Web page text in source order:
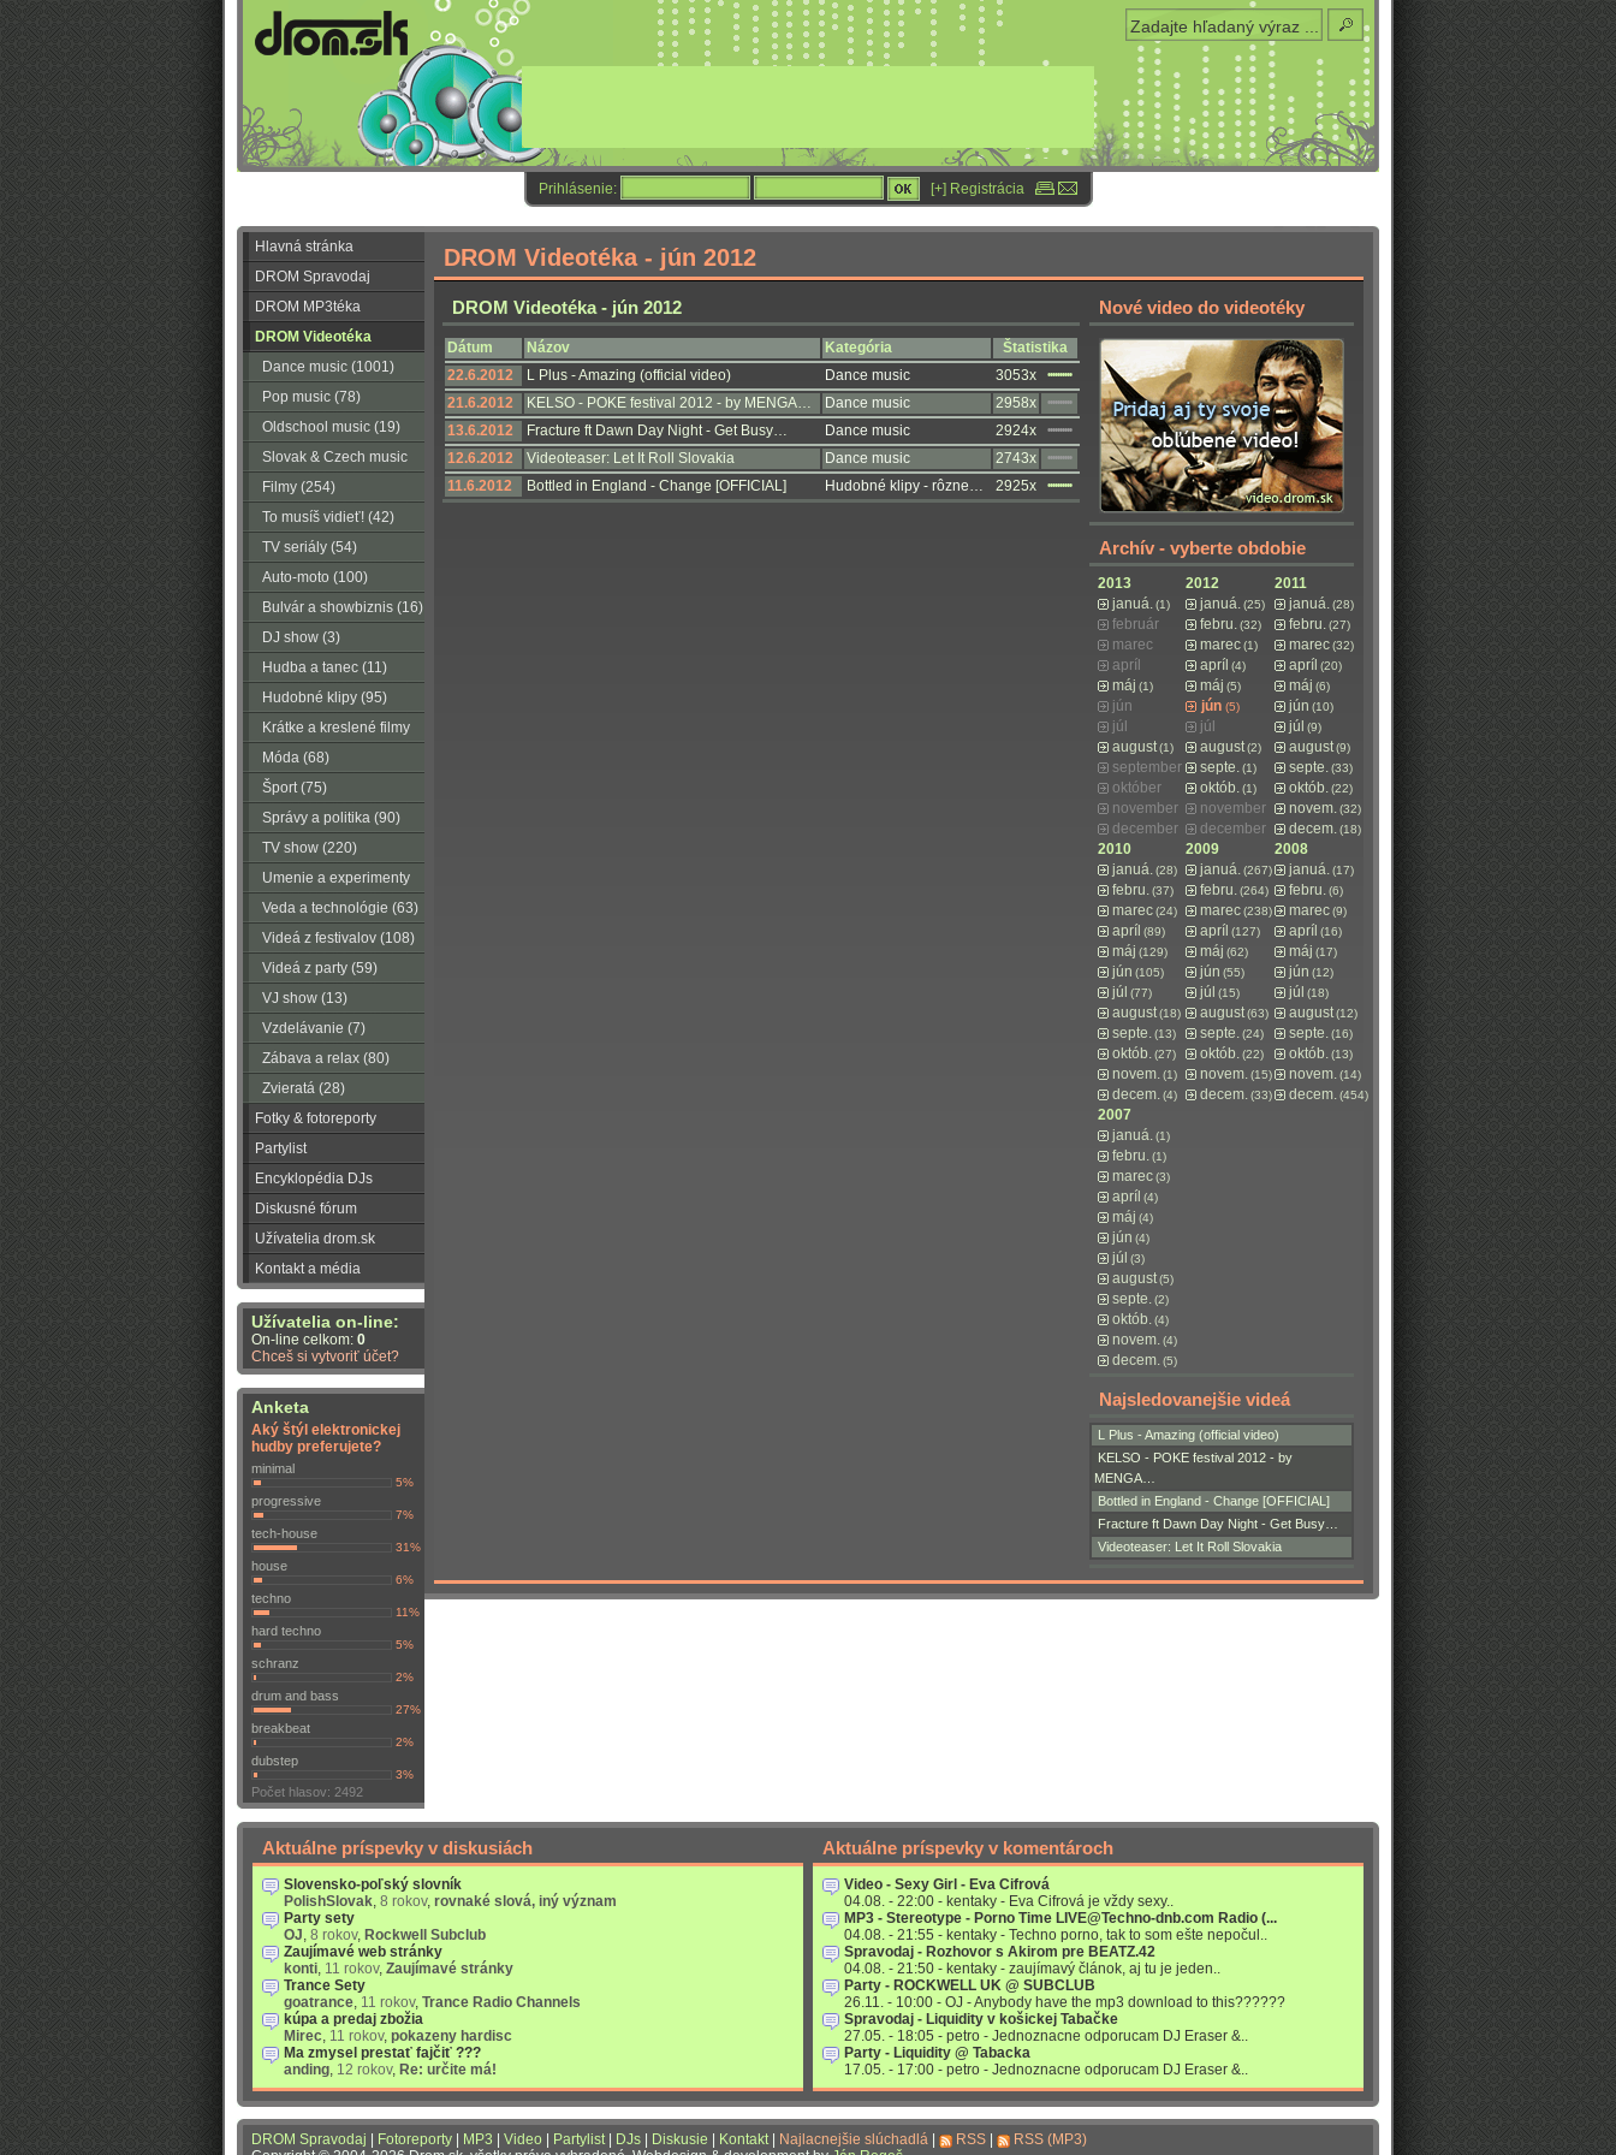
Prihlásenie: [+] Registrácia
Hlavná stránka
DROM Spravodaj
DROM MP3téka
DROM Videotéka
Dance music (1001)
Pop music (78)
Oldschool music (19)
Slovak & Czech music
(56)Filmy (254)
To musíš vidieť! (42)
TV seriály (54)
Auto-moto (100)
Bulvár a showbiznis (16)
DJ show (3)
Hudba a tanec (11)
Hudobné klipy (95)
Krátke a kreslené filmy
(223)Móda (68)
Šport (75)
Správy a politika (90)
TV show (220)
Umenie a experimenty
(116)Veda a technológie (63)
Videá z festivalov (108)
Videá z party (59)
VJ show (13)
Vzdelávanie (7)
Zábava a relax (80)
Zvieratá (28)
Fotky & fotoreporty
Partylist
Encyklopédia DJs
Diskusné fórum
Užívatelia drom.sk
Kontakt a média
Užívatelia on-line:
On-line celkom: 0
Chceš si vytvoriť účet?
Anketa
Aký štýl elektronickej
hudby preferujete?
minimal
5%
progressive
7%
tech-house
31%
house
6%
techno
11%
hard techno
5%
schranz
2%
drum and bass
27%
breakbeat
2%
dubstep
3%
Počet hlasov: 2492
DROM Videotéka - jún 2012
DROM Videotéka - jún 2012
Dátum Názov Kategória
Štatistika
22.6.2012
L Plus - Amazing (official video) Dance music 3053x ••••••••••
21.6.2012 KELSO - POKE festival 2012 - by MENGA… Dance music 2958x ••••••••••
13.6.2012 Fracture ft Dawn Day Night - Get Busy… Dance music 2924x ••••••••••
12.6.2012 Videoteaser: Let It Roll Slovakia Dance music 2743x ••••••••••
11.6.2012 Bottled in England - Change [OFFICIAL] Hudobné klipy - rôzne… 2925x ••••••••••
Nové video do videotéky
Archív - vyberte obdobie
2013
januá.(1)
február
marec
apríl
máj (1)
jún
júl
august(1)
september
október
november
december
2012
januá. (25)
febru. (32)
marec (1)
apríl (4)
máj (5)
jún (5)
júl
august(2)
septe. (1)
októb. (1)
november
december
2011
januá. (28)
febru. (27)
marec (32)
apríl (20)
máj (6)
jún (10)
júl (9)
august (9)
septe. (33)
októb. (22)
novem. (32)
decem. (18)
2010
januá.(28)
febru.(37)
marec(24)
apríl (89)
máj (129)
jún (105)
júl (77)
august(18)
septe.(13)
októb.(27)
novem.(1)
decem.(4)
2009
januá. (267)
febru. (264)
marec (238)
apríl (127)
máj (62)
jún (55)
júl (15)
august(63)
septe. (24)
októb. (22)
novem. (15)
decem. (33)
2008
januá. (17)
febru. (6)
marec (9)
apríl (16)
máj (17)
jún (12)
júl (18)
august (12)
septe. (16)
októb. (13)
novem. (14)
decem. (454)
2007
januá.(1)
febru.(1)
marec(3)
apríl (4)
máj (4)
jún (4)
júl (3)
august(5)
septe.(2)
októb.(4)
novem.(4)
decem.(5)
Najsledovanejšie videá
L Plus - Amazing (official video)
KELSO - POKE festival 2012 - by
MENGA…
Bottled in England - Change [OFFICIAL]
Fracture ft Dawn Day Night - Get Busy…
Videoteaser: Let It Roll Slovakia
Aktuálne príspevky v diskusiách
Slovensko-poľský slovník
PolishSlovak, 8 rokov, rovnaké slová, iný význam
Party sety
OJ, 8 rokov, Rockwell Subclub
Zaujímavé web stránky
konti, 11 rokov, Zaujímavé stránky
Trance Sety
goatrance, 11 rokov, Trance Radio Channels
kúpa a predaj zbožia
Mirec, 11 rokov, pokazeny hardisc
Ma zmysel prestať fajčiť ???
anding, 12 rokov, Re: určite má!
Aktuálne príspevky v komentároch
Video - Sexy Girl - Eva Cifrová
04.08. - 22:00 - kentaky - Eva Cifrová je vždy sexy..
MP3 - Stereotype - Porno Time LIVE@Techno-dnb.com Radio (...
04.08. - 21:55 - kentaky - Techno porno, tak to som ešte nepočul..
Spravodaj - Rozhovor s Akirom pre BEATZ.42
04.08. - 21:50 - kentaky - zaujímavý článok, aj tu je jeden..
Party - ROCKWELL UK @ SUBCLUB
26.11. - 10:00 - OJ - Anybody have the mp3 download to this??????
Spravodaj - Liquidity v košickej Tabačke
27.05. - 18:05 - petro - Jednoznacne odporucam DJ Eraser &..
Party - Liquidity @ Tabacka
17.05. - 17:00 - petro - Jednoznacne odporucam DJ Eraser &..
DROM Spravodaj Fotoreporty MP3 Video Partylist| DJs Diskusie Kontakt| Najlacnejšie slúchadlá RSS
RSS (MP3)